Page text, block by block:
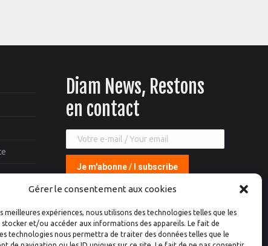
Gérer le consentement aux cookies
meilleures expériences, nous utilisons des technologies telles que les
et/ou accéder aux informations des appareils. Le fait de
technologies nous permettra de traiter des données telles que le
Diam News, Restons
en contact